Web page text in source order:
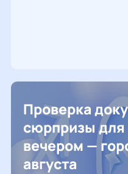
Проверка
сюрпризы
вечером —
августа